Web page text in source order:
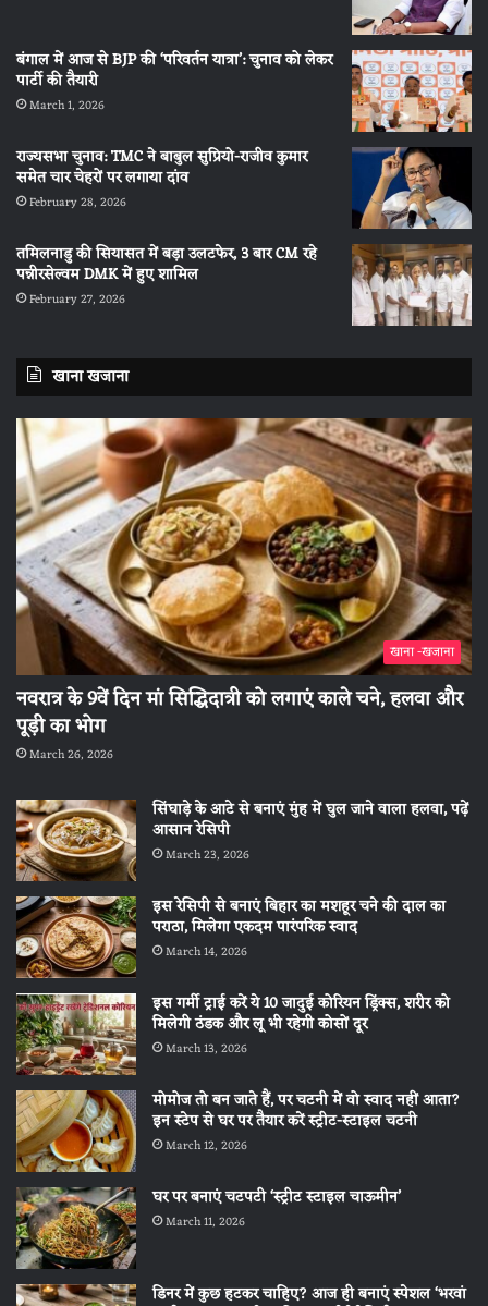
बंगाल में आज से BJP की ‘परिवर्तन यात्रा’: चुनाव को लेकर
पार्टी की तैयारी
March 1, 2026
राज्यसभा चुनाव: TMC ने बाबुल सुप्रियो-राजीव कुमार
समेत चार चेहरों पर लगाया दांव
February 28, 2026
तमिलनाडु की सियासत में बड़ा उलटफेर, 3 बार CM रहे
पन्नीरसेल्वम DMK में हुए शामिल
February 27, 2026
खाना खजाना
खाना -खजाना
नवरात्र के 9वें दिन मां सिद्धिदात्री को लगाएं काले चने, हलवा और
पूड़ी का भोग
March 26, 2026
सिंघाड़े के आटे से बनाएं मुंह में घुल जाने वाला हलवा, पढ़ें
आसान रेसिपी
March 23, 2026
इस रेसिपी से बनाएं बिहार का मशहूर चने की दाल का
पराठा, मिलेगा एकदम पारंपरिक स्वाद
March 14, 2026
इस गर्मी ट्राई करें ये 10 जादुई कोरियन ड्रिंक्स, शरीर को
मिलेगी ठंडक और लू भी रहेगी कोसों दूर
March 13, 2026
मोमोज तो बन जाते हैं, पर चटनी में वो स्वाद नहीं आता?
इन स्टेप से घर पर तैयार करें स्ट्रीट-स्टाइल चटनी
March 12, 2026
घर पर बनाएं चटपटी ‘स्ट्रीट स्टाइल चाऊमीन’
March 11, 2026
डिनर में कुछ हटकर चाहिए? आज ही बनाएं स्पेशल ‘भरवां